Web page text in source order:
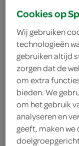
ingrediënten
2 eetlepels
2 eetlepels rode
Cookies op
Wij gebruiken
technologieën
gebruiken altijd
zorgen dat de
om extra
bieden. We
om het gebruik
analyseren en
geeft, maken we